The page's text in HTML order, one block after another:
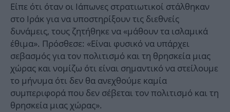
Είπε ότι όταν οι Ιάπωνες στρατιωτικοί στάλθηκαν
στο Ιράκ για να υποστηρίξουν τις διεθνείς
δυνάμεις, τους ζητήθηκε να «μάθουν τα ισλαμικά
έθιμα». Πρόσθεσε: «Είναι φυσικό να υπάρχει
σεβασμός για τον πολιτισμό και τη θρησκεία μιας
χώρας και νομίζω ότι είναι σημαντικό να στείλουμε
το μήνυμα ότι δεν θα ανεχθούμε καμία
συμπεριφορά που δεν σέβεται τον πολιτισμό και τη
θρησκεία μιας χώρας».